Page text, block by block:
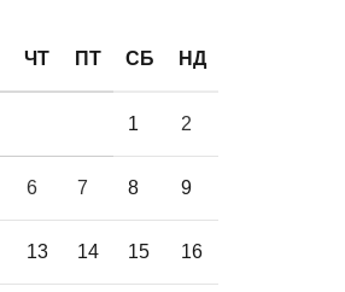
ЧТ ПТ СБ НД
1 2
6 7 8 9
13 14 15 16